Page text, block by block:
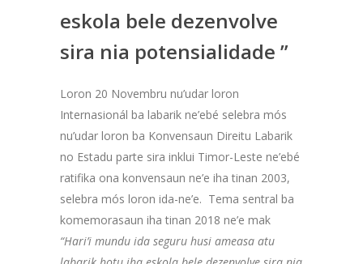
eskola bele dezenvolve
sira nia potensialidade ”
Loron 20 Novembru nu’udar loron
Internasionál ba labarik ne’ebé selebra mós
nu’udar loron ba Konvensaun Direitu Labarik
no Estadu parte sira inklui Timor-Leste ne’ebé
ratifika ona konvensaun ne’e iha tinan 2003,
selebra mós loron ida-ne’e. Tema sentral ba
komemorasaun iha tinan 2018 ne’e mak
“Hari’i mundu ida seguru husi ameasa atu